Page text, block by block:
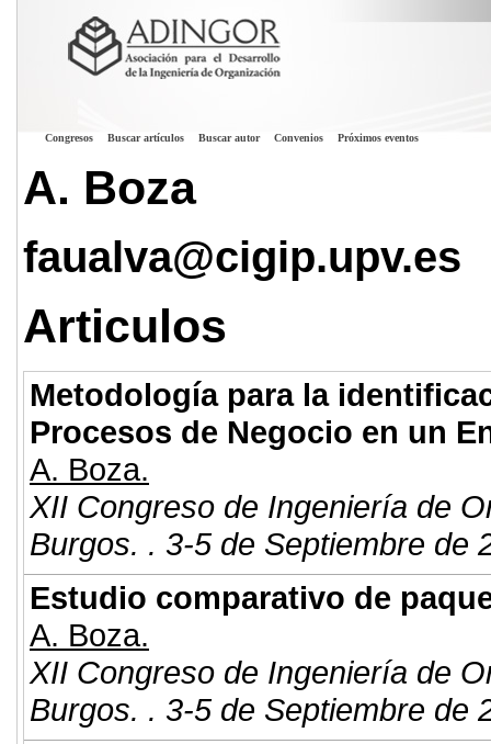
Congresos Buscar artículos Buscar autor Convenios Próximos eventos
A. Boza
faualva@cigip.upv.es
Articulos
Metodología para la
Procesos de Negocio en un
A. Boza.
XII Congreso de Ingeniería de
Burgos. . 3-5 de Septiembre de
Estudio comparativo de
A. Boza.
XII Congreso de Ingeniería de
Burgos. . 3-5 de Septiembre de